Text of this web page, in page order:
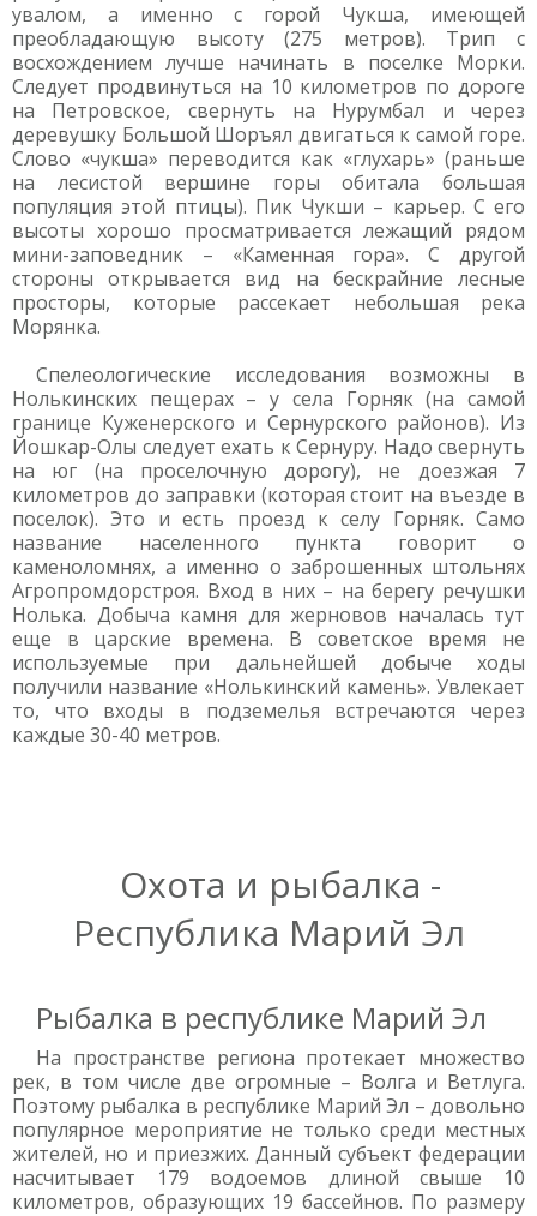
увалом, а именно с горой Чукша, имеющей
преобладающую высоту (275 метров). Трип с
восхождением лучше начинать в поселке Морки.
Следует продвинуться на 10 километров по дороге
на Петровское, свернуть на Нурумбал и через
деревушку Большой Шоръял двигаться к самой горе.
Слово «чукша» переводится как «глухарь» (раньше
на лесистой вершине горы обитала большая
популяция этой птицы). Пик Чукши – карьер. С его
высоты хорошо просматривается лежащий рядом
мини-заповедник – «Каменная гора». С другой
стороны открывается вид на бескрайние лесные
просторы, которые рассекает небольшая река
Морянка.
Спелеологические исследования возможны в
Нолькинских пещерах – у села Горняк (на самой
границе Куженерского и Сернурского районов). Из
Йошкар-Олы следует ехать к Сернуру. Надо свернуть
на юг (на проселочную дорогу), не доезжая 7
километров до заправки (которая стоит на въезде в
поселок). Это и есть проезд к селу Горняк. Само
название населенного пункта говорит о
каменоломнях, а именно о заброшенных штольнях
Агропромдорстроя. Вход в них – на берегу речушки
Нолька. Добыча камня для жерновов началась тут
еще в царские времена. В советское время не
используемые при дальнейшей добыче ходы
получили название «Нолькинский камень». Увлекает
то, что входы в подземелья встречаются через
каждые 30-40 метров.
Охота и рыбалка -
Республика Марий Эл
Рыбалка в республике Марий Эл
На пространстве региона протекает множество
рек, в том числе две огромные – Волга и Ветлуга.
Поэтому рыбалка в республике Марий Эл – довольно
популярное мероприятие не только среди местных
жителей, но и приезжих. Данный субъект федерации
насчитывает 179 водоемов длиной свыше 10
километров, образующих 19 бассейнов. По размеру